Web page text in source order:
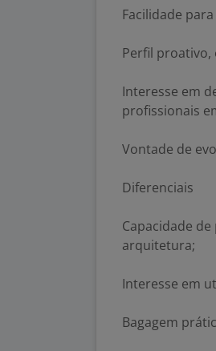
Facilidade
Perfil proativo,
Interesse em
profissionais
Vontade de
Diferenciais
Capacidade
arquitetura;
Interesse em
Bagagem